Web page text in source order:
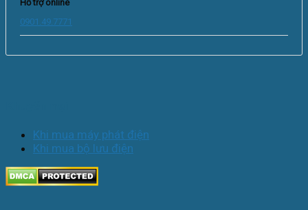
Hỗ trợ online
0901.49.7771
Khi mua máy phát điện
Khi mua bộ lưu điện